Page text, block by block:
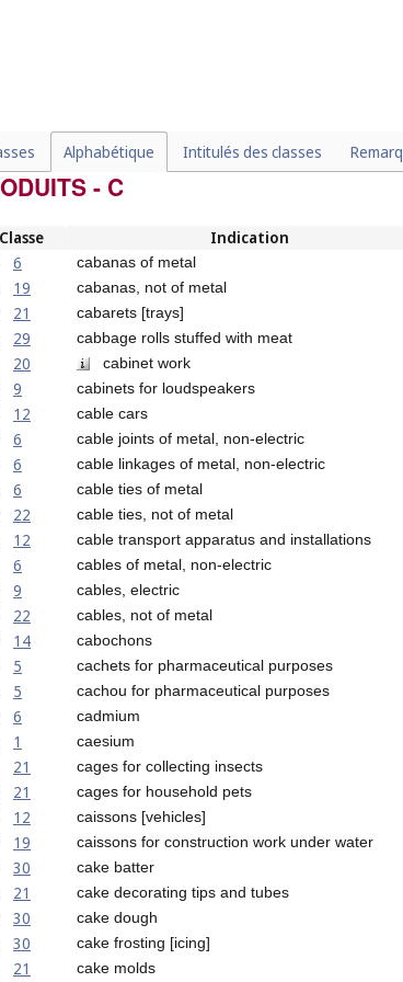
Alphabétique Intitulés des classes
- C
Classe Indication
6
cabanas of metal
19
cabanas, not of metal
21
cabarets [trays]
29
cabbage rolls stuffed with meat
20
cabinet work
9
cabinets for loudspeakers
12
cable cars
6
cable joints of metal, non-electric
6
cable linkages of metal, non-electric
6
cable ties of metal
22
cable ties, not of metal
12
cable transport apparatus and installations
6
cables of metal, non-electric
9
cables, electric
22
cables, not of metal
14
cabochons
5
cachets for pharmaceutical purposes
5
cachou for pharmaceutical purposes
6
cadmium
1
caesium
21
cages for collecting insects
21
cages for household pets
12
caissons [vehicles]
19
caissons for construction work under water
30
cake batter
21
cake decorating tips and tubes
30
cake dough
30
cake frosting [icing]
21
cake molds